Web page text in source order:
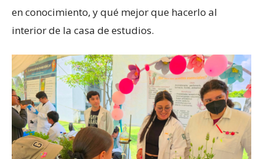
en conocimiento, y qué mejor que hacerlo al
interior de la casa de estudios.